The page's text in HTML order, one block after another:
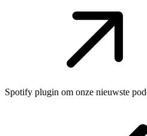
Spotify plugin om onze nieuwste